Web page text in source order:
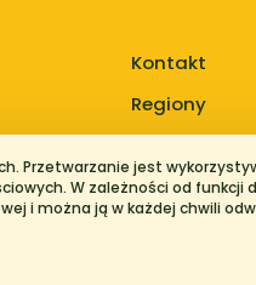
Kontakt
Regiony
Przetwarzanie jest
W zależności od funkcji
i można ją w każdej chwili